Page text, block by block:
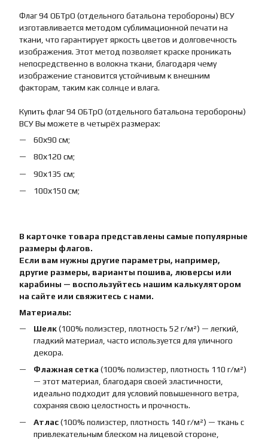
Флаг 94 ОБТрО (отдельного батальона теробороны) ВСУ
изготавливается методом сублимационной печати на
ткани, что гарантирует яркость цветов и долговечность
изображения. Этот метод позволяет краске проникать
непосредственно в волокна ткани, благодаря чему
изображение становится устойчивым к внешним
факторам, таким как солнце и влага.
Купить флаг 94 ОБТрО (отдельного батальона теробороны)
ВСУ Вы можете в четырёх размерах:
60х90 см;
80х120 см;
90х135 см;
100х150 см;
В карточке товара представлены самые популярные
размеры флагов.
Если вам нужны другие параметры, например,
другие размеры, варианты пошива, люверсы или
карабины — воспользуйтесь нашим калькулятором
на сайте или свяжитесь с нами.
Материалы:
Шелк(100% полиэстер, плотность 52 г/м²) — легкий,
гладкий материал, часто используется для уличного
декора.
Флажная сетка (100% полиэстер, плотность 110 г/м²)
— этот материал, благодаря своей эластичности,
идеально подходит для условий повышенного ветра,
сохраняя свою целостность и прочность.
Атлас(100% полиэстер, плотность 140 г/м²) — ткань с
привлекательным блеском на лицевой стороне,